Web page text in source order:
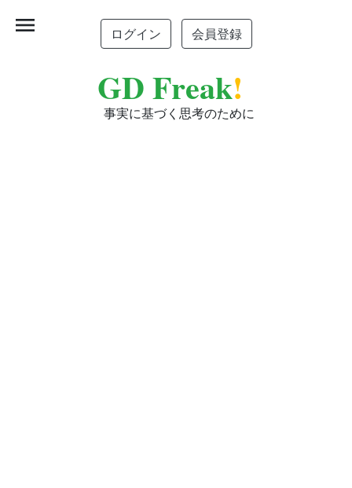
ログイン 会員登録
GD Freak!
事実に基づく思考のために
menu